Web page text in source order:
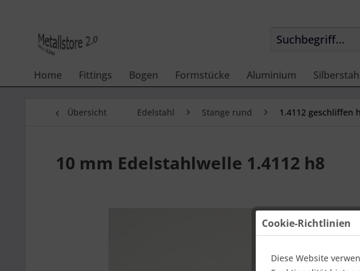
Home Fittings Bogen Formstücke Aluminium
Übersicht Edelstahl Stange rund 1.4112 geschliffen
10 mm Edelstahlwelle 1.4112 h8
Cookie-Richtlinien
Diese Website